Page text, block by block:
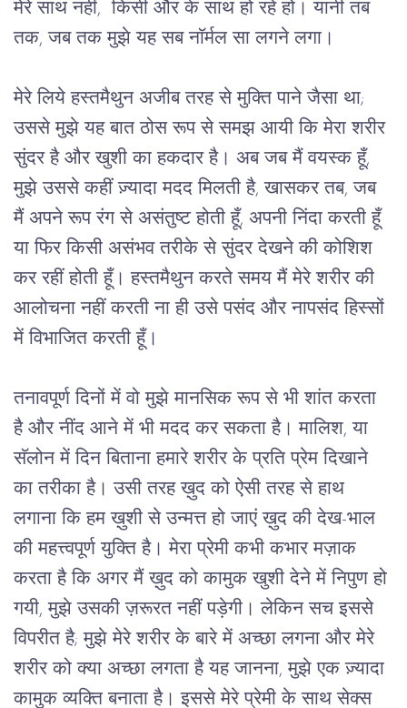
मेरे साथ नहीं, किसी और के साथ हो रहे हों। यानी तब
तक, जब तक मुझे यह सब नाॅर्मल सा लगने लगा।
मेरे लिये हस्तमैथुन अजीब तरह से मुक्ति पाने जैसा था;
उससे मुझे यह बात ठोस रूप से समझ आयी कि मेरा शरीर
सुंदर है और खुशी का हकदार है। अब जब मैं वयस्क हूँ,
मुझे उससे कहीं ज़्यादा मदद मिलती है, खासकर तब, जब
मैं अपने रूप रंग से असंतुष्ट होती हूँ, अपनी निंदा करती हूँ
या फिर किसी असंभव तरीके से सुंदर देखने की कोशिश
कर रहीं होती हूँ। हस्तमैथुन करते समय मैं मेरे शरीर की
आलोचना नहीं करती ना ही उसे पसंद और नापसंद हिस्सों
में विभाजित करती हूँ।
तनावपूर्ण दिनों में वो मुझे मानसिक रूप से भी शांत करता
है और नींद आने में भी मदद कर सकता है। मालिश, या
सॅलोन में दिन बिताना हमारे शरीर के प्रति प्रेम दिखाने
का तरीका है। उसी तरह ख़ुद को ऐसी तरह से हाथ
लगाना कि हम ख़ुशी से उन्मत्त हो जाएं ख़ुद की देख-भाल
की महत्त्वपूर्ण युक्ति है। मेरा प्रेमी कभी कभार मज़ाक
करता है कि अगर मैं ख़ुद को कामुक खुशी देने में निपुण हो
गयी, मुझे उसकी ज़रूरत नहीं पड़ेगी। लेकिन सच इससे
विपरीत है; मुझे मेरे शरीर के बारे में अच्छा लगना और मेरे
शरीर को क्या अच्छा लगता है यह जानना, मुझे एक ज़्यादा
कामुक व्यक्ति बनाता है। इससे मेरे प्रेमी के साथ सेक्स